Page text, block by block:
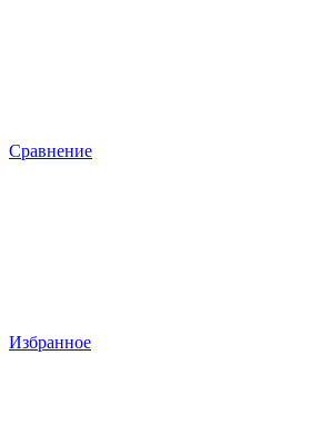
Сравнение
Избранное